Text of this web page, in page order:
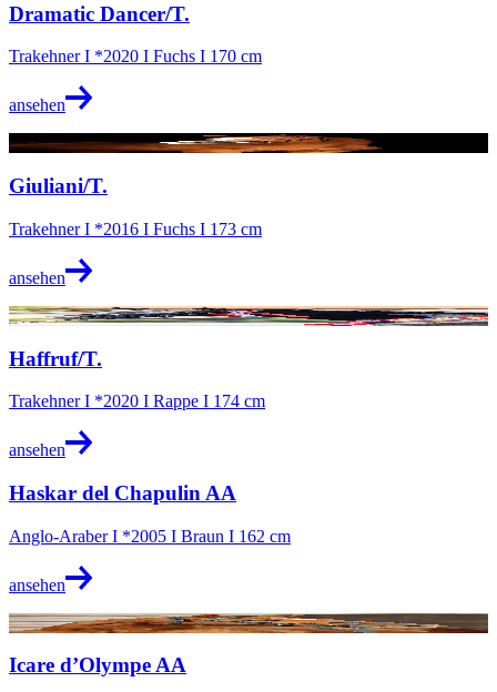
Dramatic Dancer/T.
Trakehner I *2020 I Fuchs I 170 cm
ansehen
@Clara Wichmann
Giuliani/T.
Trakehner I *2016 I Fuchs I 173 cm
ansehen
@Verena Lütje
Haffruf/T.
Trakehner I *2020 I Rappe I 174 cm
ansehen
Haskar del Chapulin AA
Anglo-Araber I *2005 I Braun I 162 cm
ansehen
@Stephan Kube
Icare d’Olympe AA